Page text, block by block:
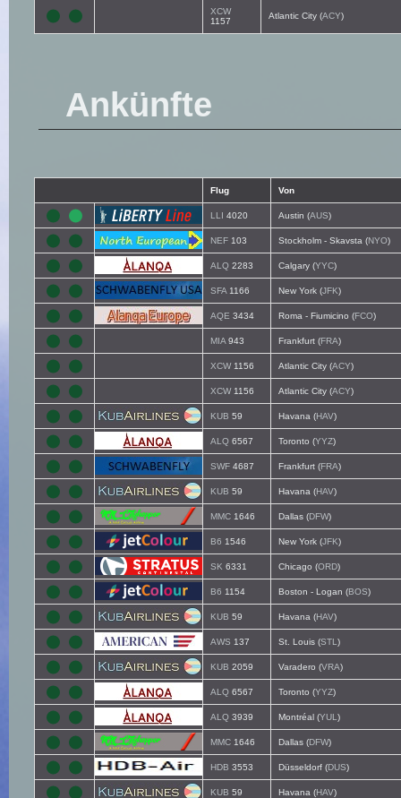
XCW
1157
Atlantic City (ACY)
Ankünfte
Flug Von
LLI 4020 Austin (AUS)
NEF 103 Stockholm - Skavsta (NYO)
ALQ 2283 Calgary (YYC)
SFA 1166 New York (JFK)
AQE 3434 Roma - Fiumicino (FCO)
MIA 943 Frankfurt (FRA)
XCW1156 Atlantic City (ACY)
XCW1156 Atlantic City (ACY)
KUB 59 Havana (HAV)
ALQ 6567 Toronto (YYZ)
SWF 4687 Frankfurt (FRA)
KUB 59 Havana (HAV)
MMC 1646 Dallas (DFW)
B6 1546 New York (JFK)
SK 6331 Chicago (ORD)
B6 1154 Boston - Logan (BOS)
KUB 59 Havana (HAV)
AWS 137 St. Louis (STL )
KUB 2059 Varadero (VRA)
ALQ 6567 Toronto (YYZ)
ALQ 3939 Montréal (YUL )
MMC 1646 Dallas (DFW)
HDB 3553 Düsseldorf (DUS)
KUB 59 Havana (HAV)